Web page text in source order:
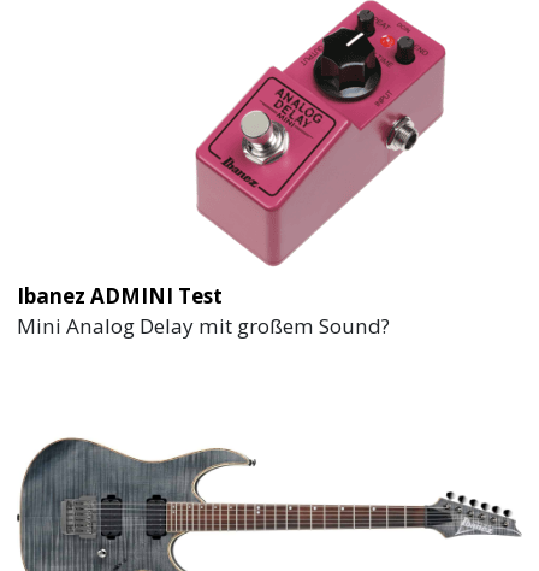
Ibanez ADMINI Test
Mini Analog Delay mit großem Sound?